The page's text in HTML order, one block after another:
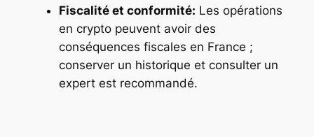
Fiscalité et conformité: Les opérations
en crypto peuvent avoir des
conséquences fiscales en France ;
conserver un historique et consulter un
expert est recommandé.